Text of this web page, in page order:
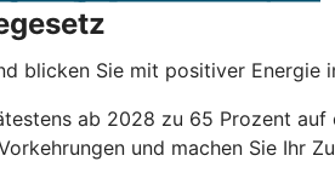
blicken Sie mit positiver Energie
ab 2028 zu 65 Prozent
und machen Sie Ihr